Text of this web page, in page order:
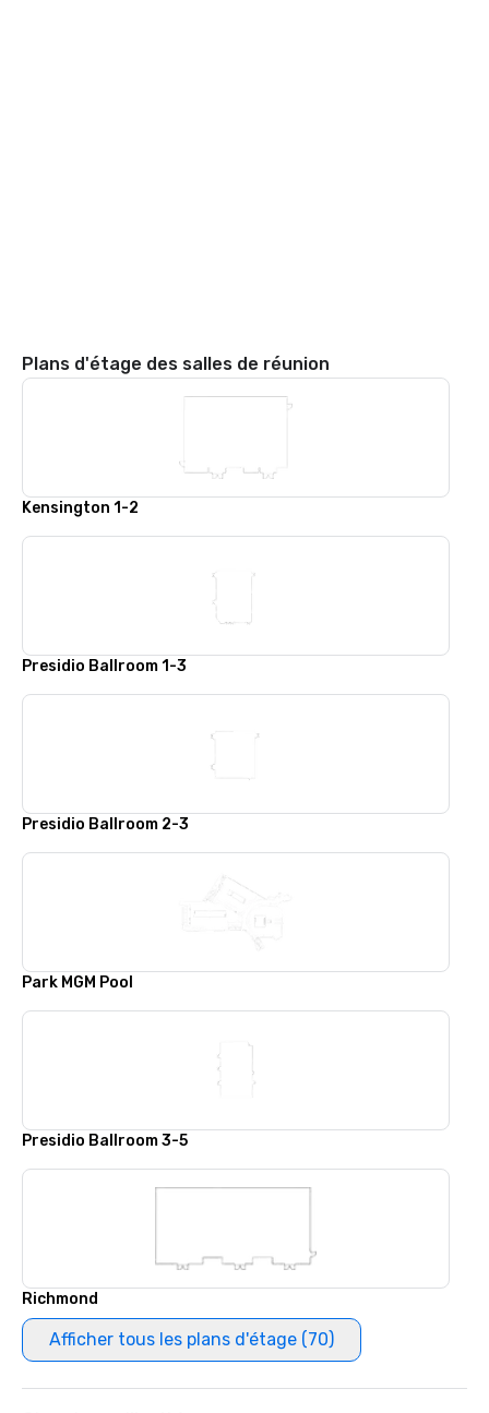
Plans d'étage des salles de réunion
Kensington 1-2
Presidio Ballroom 1-3
Presidio Ballroom 2-3
Park MGM Pool
Presidio Ballroom 3-5
Richmond
Afficher tous les plans d'étage (70)